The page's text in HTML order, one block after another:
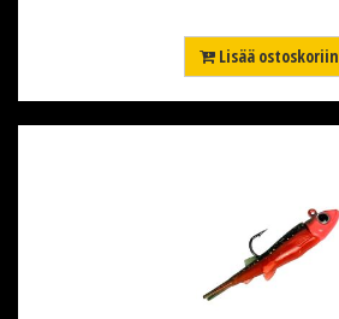
Lisää ostoskoriin